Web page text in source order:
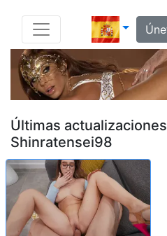
Últimas
Shinratensei98